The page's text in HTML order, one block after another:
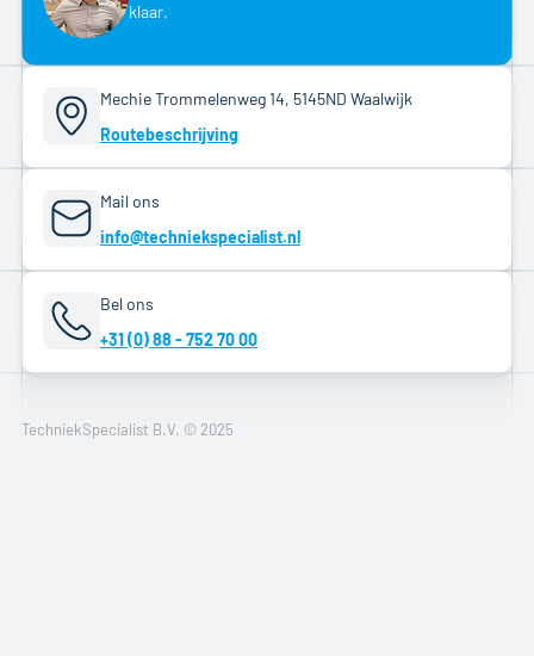
klaar.
Mechie Trommelenweg 14, 5145ND Waalwijk
Routebeschrijving
Mail ons
info@techniekspecialist.nl
Bel ons
+31 (0) 88 - 752 70 00
TechniekSpecialist B.V. © 2025